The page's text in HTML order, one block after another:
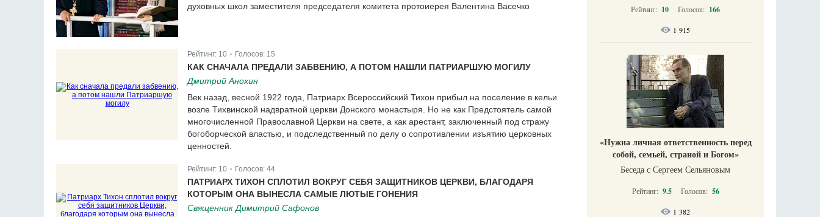
духовных школ заместителя председателя комитета протоиерея Валентина Васечко
Рейтинг: 10 Голосов: 15
КАК СНАЧАЛА ПРЕДАЛИ ЗАБВЕНИЮ, А ПОТОМ НАШЛИ ПАТРИАРШУЮ МОГИЛУ
Дмитрий Анохин
Век назад, весной 1922 года, Патриарх Всероссийский Тихон прибыл на поселение в кельи
возле Тихвинской надвратной церкви Донского монастыря. Но не как Предстоятель самой
многочисленной Православной Церкви на свете, а как арестант, заключенный под стражу
богоборческой властью, и подследственный по делу о сопротивлении изъятию церковных
ценностей.
Рейтинг: 10 Голосов: 44
ПАТРИАРХ ТИХОН СПЛОТИЛ ВОКРУГ СЕБЯ ЗАЩИТНИКОВ ЦЕРКВИ, БЛАГОДАРЯ
КОТОРЫМ ОНА ВЫНЕСЛА САМЫЕ ЛЮТЫЕ ГОНЕНИЯ
Священник Димитрий Сафонов
Рейтинг: 10 Голосов: 166
1 915
«Нужна личная ответственность перед
собой, семьей, страной и Богом»
Беседа с Сергеем Сельяновым
Рейтинг: 9.5 Голосов: 56
1 382